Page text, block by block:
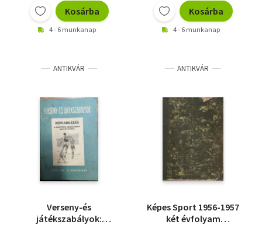
Kosárba
4 - 6 munkanap
Kosárba
4 - 6 munkanap
ANTIKVÁR
Verseny-és
játékszabályok:
ANTIKVÁR
Képes Sport 1956-1957
két évfolyam